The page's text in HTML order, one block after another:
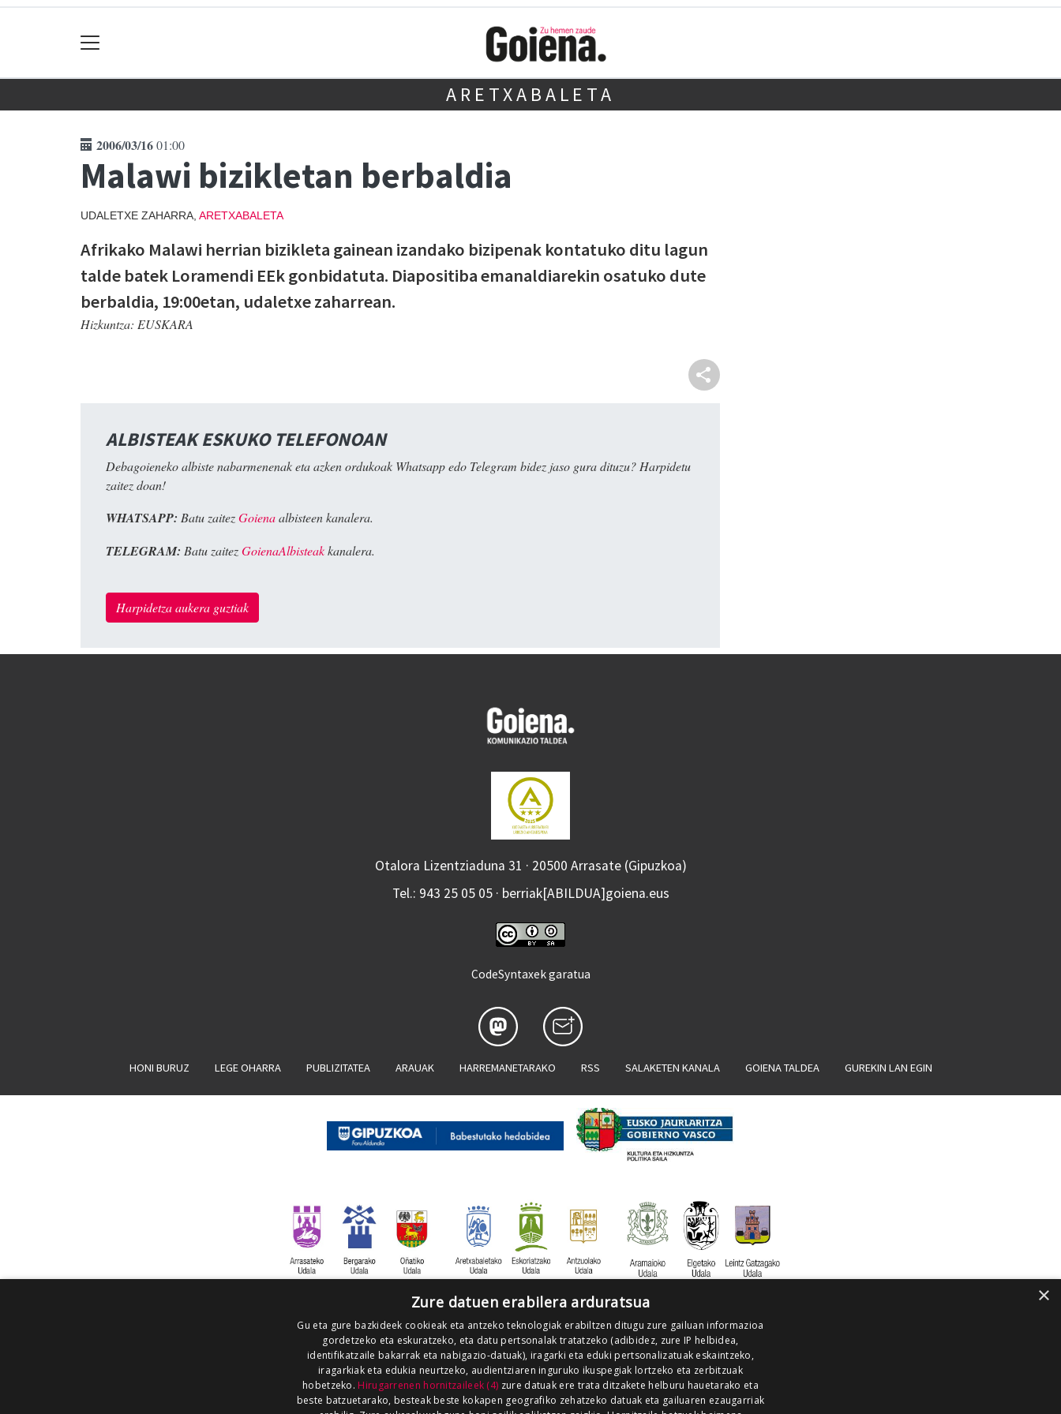
ARETXABALETA
2006/03/1601:00
Malawi bizikletan berbaldia
UDALETXE ZAHARRA, ARETXABALETA
Afrikako Malawi herrian bizikleta gainean izandako bizipenak kontatuko ditu lagun
talde batek Loramendi EEk gonbidatuta. Diapositiba emanaldiarekin osatuko dute
berbaldia, 19:00etan, udaletxe zaharrean.
Hizkuntza: EUSKARA
ALBISTEAK ESKUKO TELEFONOAN
Debagoieneko albiste nabarmenenak eta azken ordukoak Whatsapp edo Telegram bidez jaso gura dituzu? Harpidetu
zaitez doan!
WHATSAPP: Batu zaitezGoienaalbisteen kanalera.
TELEGRAM: Batu zaitezGoienaAlbisteakkanalera.
Harpidetza aukera guztiak
Otalora Lizentziaduna 31 · 20500 Arrasate (Gipuzkoa)
Tel.: 943 25 05 05 · berriak[ABILDUA]goiena.eus
CodeSyntaxek garatua
HONI BURUZ LEGE OHARRA PUBLIZITATEA ARAUAK HARREMANETARAKO RSS SALAKETEN KANALA GOIENA TALDEA GUREKIN LAN EGIN
×
Zure datuen erabilera arduratsua
Gu eta gure bazkideek cookieak eta antzeko teknologiak erabiltzen ditugu zure gailuan informazioa
gordetzeko eta eskuratzeko, eta datu pertsonalak tratatzeko (adibidez, zure IP helbidea,
identifikatzaile bakarrak eta nabigazio-datuak), iragarki eta eduki pertsonalizatuak eskaintzeko,
iragarkiak eta edukia neurtzeko, audientziaren inguruko ikuspegiak lortzeko eta zerbitzuak
hobetzeko. Hirugarrenen hornitzaileek (4) zure datuak ere trata ditzakete helburu hauetarako eta
beste batzuetarako, besteak beste kokapen geografiko zehatzeko datuak eta gailuaren ezaugarriak